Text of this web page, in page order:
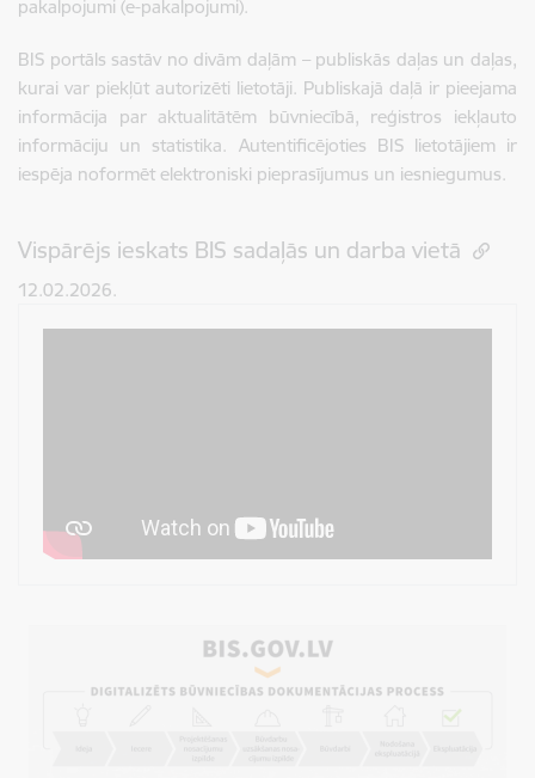
pakalpojumi (e-pakalpojumi).
BIS portāls sastāv no divām daļām – publiskās daļas un daļas,
kurai var piekļūt autorizēti lietotāji. Publiskajā daļā ir pieejama
informācija par aktualitātēm būvniecībā, reģistros iekļauto
informāciju un statistika. Autentificējoties BIS lietotājiem ir
iespēja noformēt elektroniski pieprasījumus un iesniegumus.
Vispārējs ieskats BIS sadaļās un darba vietā
12.02.2026.